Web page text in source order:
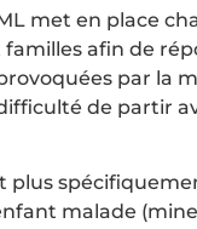
met en place
afin de
par la
de partir
plus
malade